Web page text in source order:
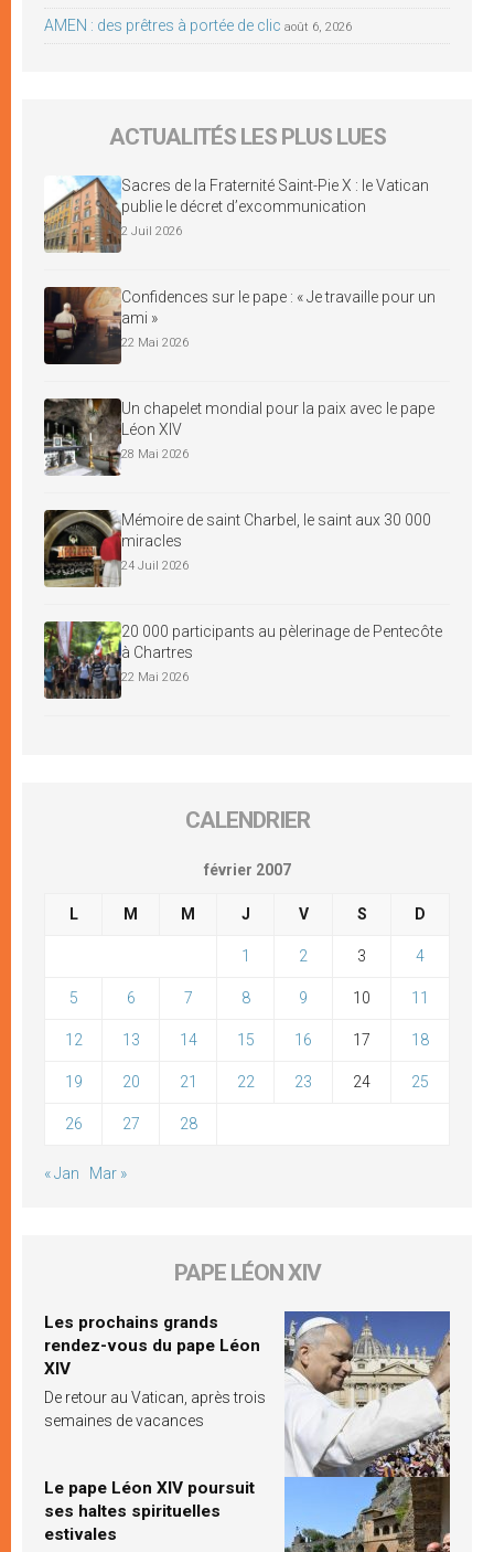
AMEN : des prêtres à portée de clic août 6, 2026
ACTUALITÉS LES PLUS LUES
Sacres de la Fraternité Saint-Pie X : le Vatican
publie le décret d’excommunication
2 Juil 2026
Confidences sur le pape : « Je travaille pour un
ami »
22 Mai 2026
Un chapelet mondial pour la paix avec le pape
Léon XIV
28 Mai 2026
Mémoire de saint Charbel, le saint aux 30 000
miracles
24 Juil 2026
20 000 participants au pèlerinage de Pentecôte
à Chartres
22 Mai 2026
CALENDRIER
février 2007
L M M J V S D
1 2 3 4
5 6 7 8 9 10 11
12 13 14 15 16 17 18
19 20 21 22 23 24 25
26 27 28
« Jan Mar »
PAPE LÉON XIV
Les prochains grands
rendez-vous du pape Léon
XIV
De retour au Vatican, après trois
semaines de vacances
Le pape Léon XIV poursuit
ses haltes spirituelles
estivales